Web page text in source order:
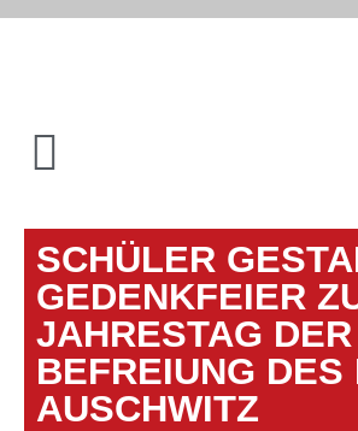
SCHÜLER
GEDENKFEIER
JAHRESTAG DER
BEFREIUNG DES
AUSCHWITZ